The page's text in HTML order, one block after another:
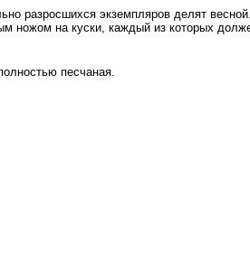
разросшихся экземпляров делят
ножом на куски, каждый из которых
песчаная.